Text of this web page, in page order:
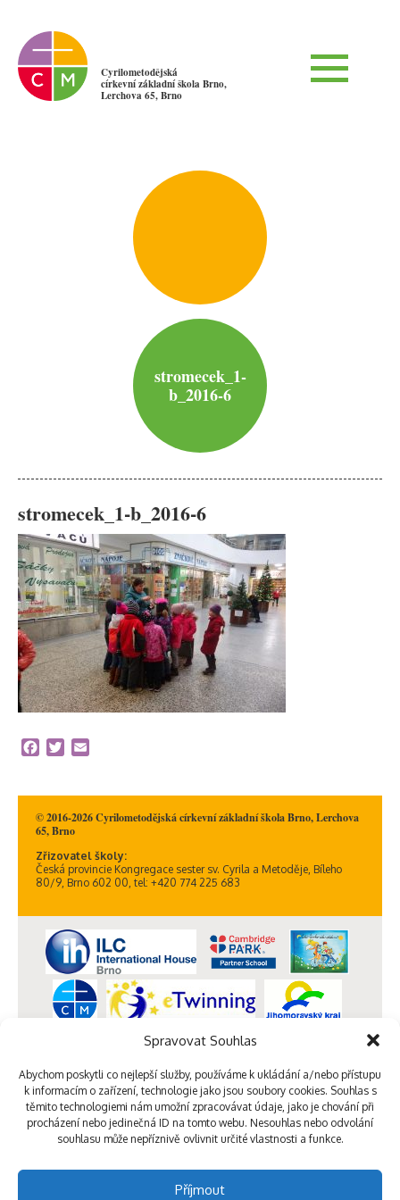
Spravovat Souhlas
Abychom poskytli co nejlepší služby, používáme k ukládání a/nebo přístupu
k informacím o zařízení, technologie jako jsou soubory cookies. Souhlas s
těmito technologiemi nám umožní zpracovávat údaje, jako je chování při
procházení nebo jedinečná ID na tomto webu. Nesouhlas nebo odvolání
souhlasu může nepříznivě ovlivnit určité vlastnosti a funkce.
Příjmout
Cyrilometodějská
církevní základní škola Brno,
Lerchova 65, Brno
stromecek_1-
b_2016-6
stromecek_1-b_2016-6
Facebook
Twitter
© 2016-2026 Cyrilometodějská církevní základní škola Brno, Lerchova
65, Brno
Zřizovatel školy:
Česká provincie Kongregace sester sv. Cyrila a Metoděje, Bíleho
80/9, Brno 602 00, tel: +420 774 225 683